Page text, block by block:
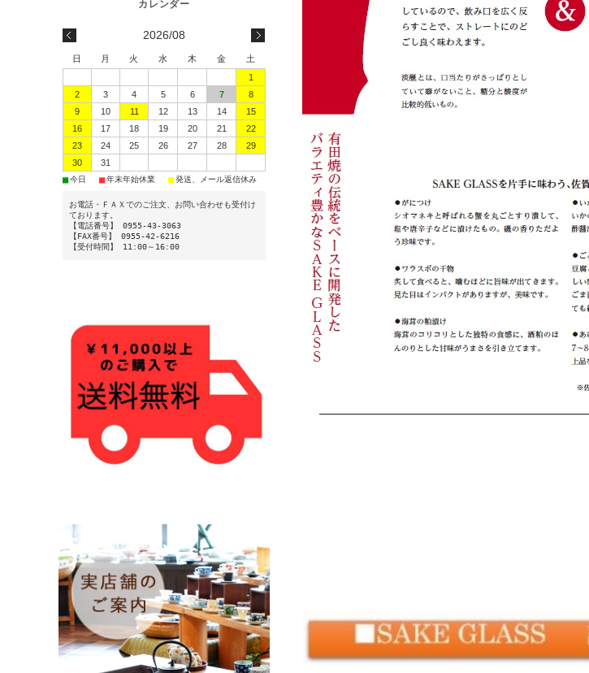
2026/08
日 月 火 水 木 金
土
1
2
3 4 5 6 7
8
9
10 11 12 13 14
15
16
17 18 19 20 21
22
23
24 25 26 27 28
29
30
31
■今日 ■年末年始休業 ■発送、メール返信休み
お電話・ＦＡＸでのご注文、お問い合わせも受付け
ております。
【電話番号】 0955-43-3063
【FAX番号】 0955-42-6216
【受付時間】 11:00～16:00